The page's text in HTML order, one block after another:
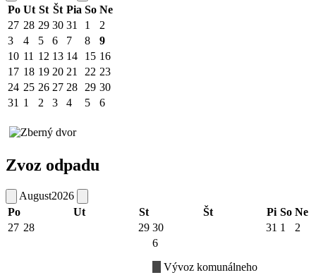
Po Ut St Št Pia So Ne
27 28 29 30 31 1
2
3
4 5 6 7 8
9
10 11 12 13 14 15 16
17 18 19 20 21 22 23
24 25 26 27 28 29 30
31 1 2 3 4 5 6
Zvoz odpadu
August2026
Po
Ut St Št Pi So Ne
27 28 29 30 31 1 2
6
Vývoz komunálneho